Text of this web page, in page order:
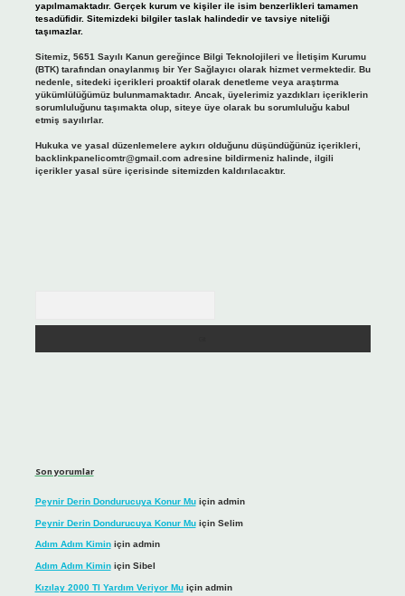
yapılmamaktadır. Gerçek kurum ve kişiler ile isim benzerlikleri tamamen
tesadüfidir. Sitemizdeki bilgiler taslak halindedir ve tavsiye niteliği
taşımazlar.
Sitemiz, 5651 Sayılı Kanun gereğince Bilgi Teknolojileri ve İletişim Kurumu
(BTK) tarafından onaylanmış bir Yer Sağlayıcı olarak hizmet vermektedir. Bu
nedenle, sitedeki içerikleri proaktif olarak denetleme veya araştırma
yükümlülüğümüz bulunmamaktadır. Ancak, üyelerimiz yazdıkları içeriklerin
sorumluluğunu taşımakta olup, siteye üye olarak bu sorumluluğu kabul
etmiş sayılırlar.
Hukuka ve yasal düzenlemelere aykırı olduğunu düşündüğünüz içerikleri,
backlinkpanelicomtr@gmail.comadresine bildirmeniz halinde, ilgili
içerikler yasal süre içerisinde sitemizden kaldırılacaktır.
Son yorumlar
Peynir Derin Dondurucuya Konur Muiçin admin
Peynir Derin Dondurucuya Konur Muiçin Selim
Adım Adım Kiminiçin admin
Adım Adım Kiminiçin Sibel
Kızılay 2000 Tl Yardım Veriyor Muiçin admin